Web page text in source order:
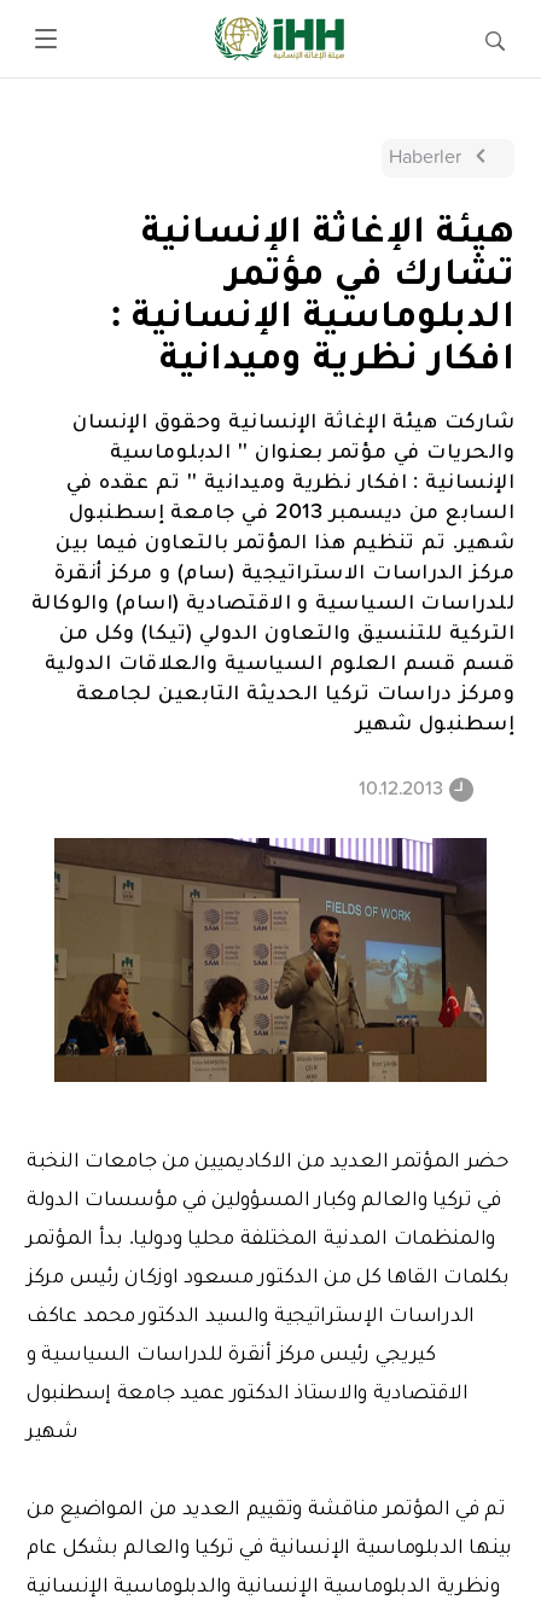
Haberler
هيئة الإغاثة الإنسانية
تشارك في مؤتمر
الدبلوماسية الإنسانية :
افكار نظرية وميدانية
شاركت هيئة الإغاثة الإنسانية وحقوق الإنسان
والحريات في مؤتمر بعنوان '' الدبلوماسية
الإنسانية : افكار نظرية وميدانية '' تم عقده في
السابع من ديسمبر 2013 في جامعة إسطنبول
شهير. تم تنظيم هذا المؤتمر بالتعاون فيما بين
مركز الدراسات الاستراتيجية (سام) و مركز أنقرة
للدراسات السياسية و الاقتصادية (اسام) والوكالة
التركية للتنسيق والتعاون الدولي (تيكا) وكل من
قسم قسم العلوم السياسية والعلاقات الدولية
ومركز دراسات تركيا الحديثة التابعين لجامعة
إسطنبول شهير
10.12.2013
حضر المؤتمر العديد من الاكاديميين من جامعات النخبة
في تركيا والعالم وكبار المسؤولين في مؤسسات الدولة
والمنظمات المدنية المختلفة محليا ودوليا. بدأ المؤتمر
بكلمات القاها كل من الدكتور مسعود اوزكان رئيس مركز
الدراسات الإستراتيجية والسيد الدكتور محمد عاكف
كيريجي رئيس مركز أنقرة للدراسات السياسية و
الاقتصادية والاستاذ الدكتور عميد جامعة إسطنبول
شهير
تم في المؤتمر مناقشة وتقييم العديد من المواضيع من
بينها الدبلوماسية الإنسانية في تركيا والعالم بشكل عام
ونظرية الدبلوماسية الإنسانية والدبلوماسية الإنسانية